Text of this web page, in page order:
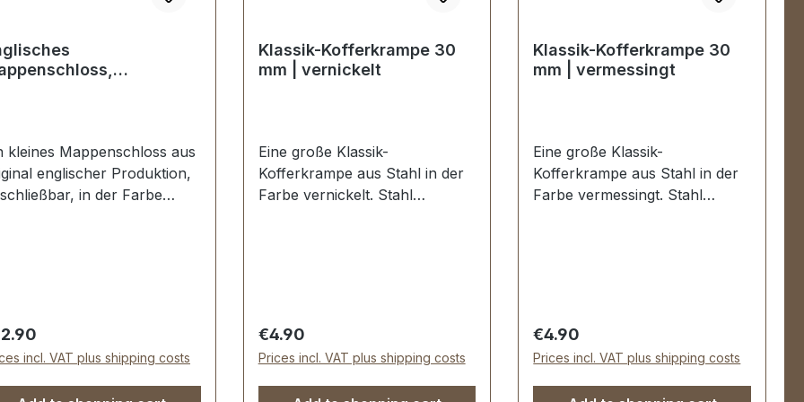
Klammer (zur Befestigung des
Oberteils) 1 Stück
kleines Mappenschloss aus
englischer Produktion,
in der Farbe
Aussenmaße der
Breite: ca. 28
, Länge von oben nach
ca. 34 mm. Die
price:
incl. VAT plus shipping costs
Klassik-Kofferkrampe 30
mm | vernickelt
Eine große Klassik-
Kofferkrampe aus Stahl in der
Farbe vernickelt. Stahl
Lieferumfang: 1 Stück
Kofferkrampe
Regular price:
€4.90
Prices incl. VAT plus shipping costs
Klassik-Kofferkrampe 30
mm | vermessingt
Eine große Klassik-
Kofferkrampe aus Stahl in der
Farbe vermessingt. Stahl
Lieferumfang: 1 Stück
Kofferkrampe
Regular price:
€4.90
Prices incl. VAT plus shipping costs